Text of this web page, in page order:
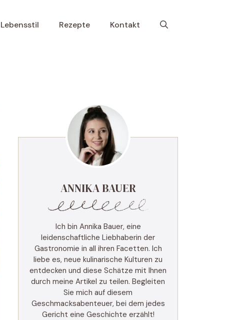
Lebensstil Rezepte Kontakt
ANNIKA BAUER
Ich bin Annika Bauer, eine
leidenschaftliche Liebhaberin der
Gastronomie in all ihren Facetten. Ich
liebe es, neue kulinarische Kulturen zu
entdecken und diese Schätze mit Ihnen
durch meine Artikel zu teilen. Begleiten
Sie mich auf diesem
Geschmacksabenteuer, bei dem jedes
Gericht eine Geschichte erzählt!